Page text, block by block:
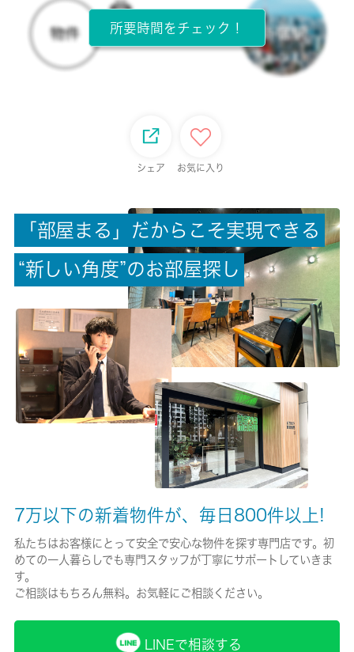
所在階
1階 / 2階建
償却/敷引
-/-
権利金/雑費
-/-
総戸数
現状/入居可能日
保険加入/料金
有/-
保険名/保険期間
住宅保険料/-
所要時間をチェック！
シェア お気に入り
「 部屋 ま る 」 だ か ら こ そ実現で き る
“新 し い角 度”のお部屋探 し
7万以下の新着物件が、毎日800件以上!
私たちはお客様にとって安全で安心な物件を探す専門店です。初
めての一人暮らしでも専門スタッフが丁寧にサポートしていきま
す。
ご相談はもちろん無料。お気軽にご相談ください。
LINEで相談する